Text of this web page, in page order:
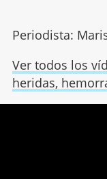
Periodista:
Ver todos los
heridas,